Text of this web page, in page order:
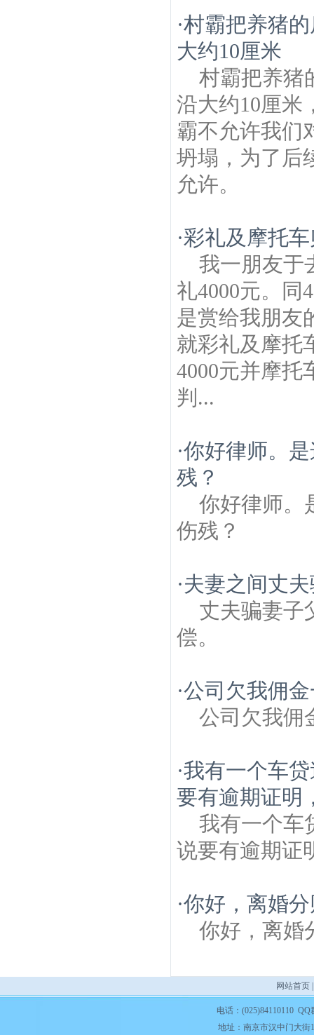
·村霸把养猪
大约10厘米
村霸把养猪
沿大约10厘米
霸不允许我们
坍塌，为了后
允许。
·彩礼及摩托
我一朋友于
礼4000元。同
是赏给我朋友
就彩礼及摩托
4000元并摩托
判...
·你好律师。
残？
你好律师。
伤残？
·夫妻之间丈
丈夫骗妻子
偿。
·公司欠我佣
公司欠我佣
·我有一个车
要有逾期证明
我有一个车
说要有逾期证
·你好，离婚
你好，离婚
网站首页
电话：(025)84110110
地址：南京市汉中门大街